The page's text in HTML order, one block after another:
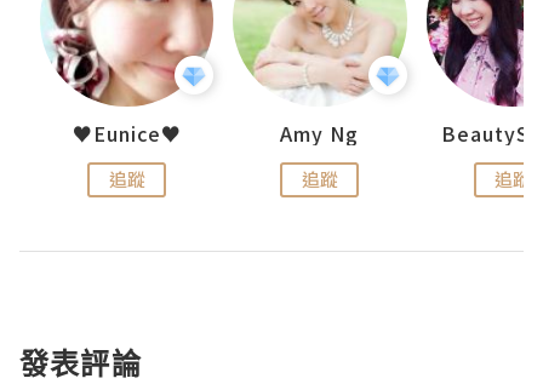
♥Eunice♥
追蹤
Amy Ng
追蹤 追蹤
發表評論